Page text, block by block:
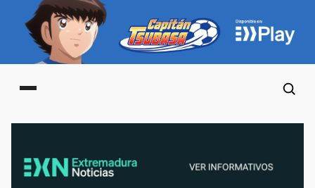
Main menu